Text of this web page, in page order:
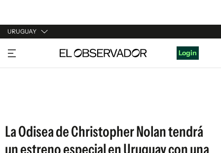
URUGUAY
URUGUAY
ARGENTINA
Login
La Odisea de Christopher Nolan tendrá
un estreno especial en Uruguay con una